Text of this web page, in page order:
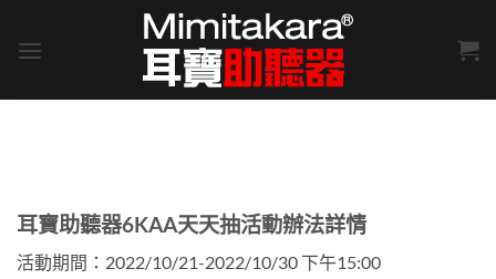
耳寶助聽器6KAA天天抽活動辦法詳情
活動期間：2022/10/21-2022/10/30 下午15:00